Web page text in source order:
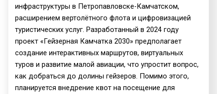
инфраструктуры в Петропавловске-Камчатском,
расширением вертолётного флота и цифровизацией
туристических услуг. Разработанный в 2024 году
проект «Гейзерная Камчатка 2030» предполагает
создание интерактивных маршрутов, виртуальных
туров и развитие малой авиации, что упростит вопрос,
как добраться до долины гейзеров. Помимо этого,
планируется внедрение квот на посещение для